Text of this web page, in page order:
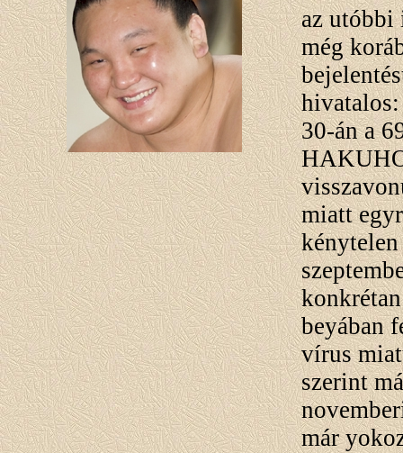
az utóbbi
még
hivatalos:
30-án a
miatt
beyában
vírus
szerint
már